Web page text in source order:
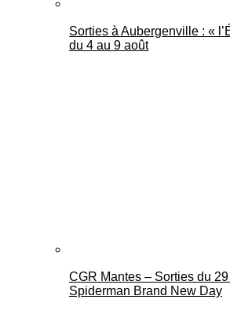
Sorties à Aubergenville : «
du 4 au 9 août
CGR Mantes – Sorties du
Spiderman Brand New Day